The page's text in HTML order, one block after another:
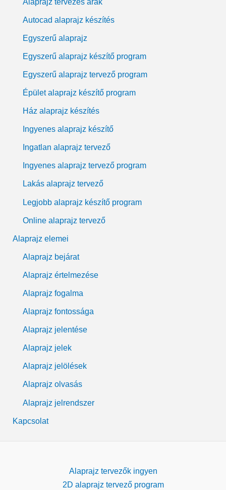
Autocad alaprajz készítés
Egyszerű alaprajz
Egyszerű alaprajz készítő program
Egyszerű alaprajz tervező program
Épület alaprajz készítő program
Ház alaprajz készítés
Ingyenes alaprajz készítő
Ingatlan alaprajz tervező
Ingyenes alaprajz tervező program
Lakás alaprajz tervező
Legjobb alaprajz készítő program
Online alaprajz tervező
Alaprajz elemei
Alaprajz bejárat
Alaprajz értelmezése
Alaprajz fogalma
Alaprajz fontossága
Alaprajz jelentése
Alaprajz jelek
Alaprajz jelölések
Alaprajz olvasás
Alaprajz jelrendszer
Kapcsolat
Alaprajz tervezők ingyen
2D alaprajz tervező program